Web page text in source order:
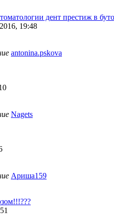
дент престиж в
19:48
antonina.pskova
Nagets
Ариша159